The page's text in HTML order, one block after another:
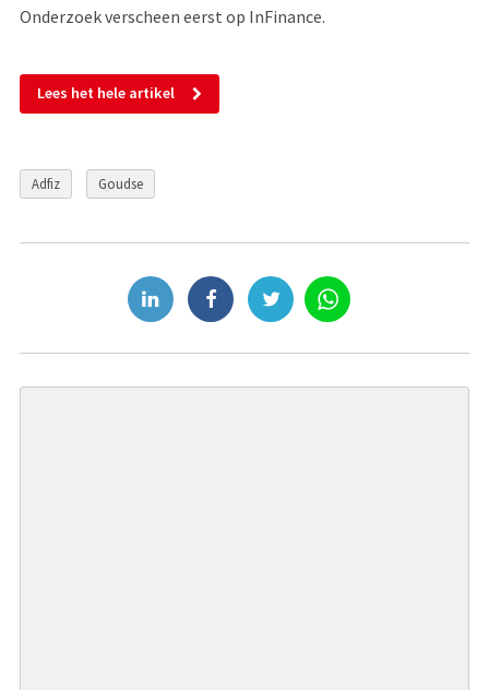
Onderzoek verscheen eerst op InFinance.
Lees het hele artikel
Adfiz Goudse